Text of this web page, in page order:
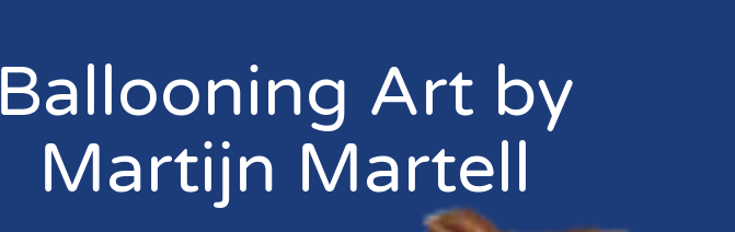
Ballooning Art by
Martijn Martell